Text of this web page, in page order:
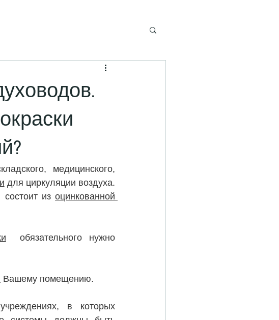
медицинского,
для циркуляции воздуха.
из оцинкованной
  обязательного нужно
Вашему помещению.
в которых